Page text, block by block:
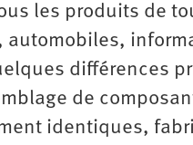
les produits de
automobiles,
différences
de
identiques,